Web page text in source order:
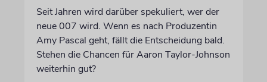
Seit Jahren wird darüber spekuliert, wer der
neue 007 wird. Wenn es nach Produzentin
Amy Pascal geht, fällt die Entscheidung bald.
Stehen die Chancen für Aaron Taylor-Johnson
weiterhin gut?